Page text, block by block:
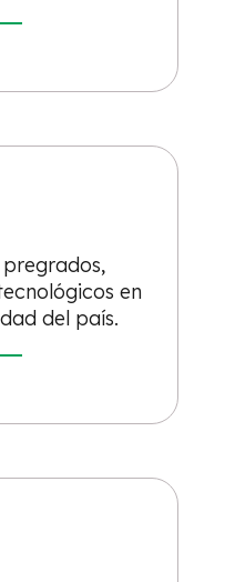
en
del país.